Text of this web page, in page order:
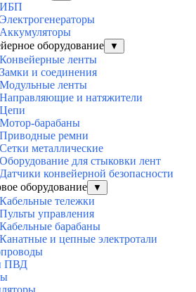
ИБП
Электрогенераторы
Аккумуляторы
оборудование
▼
Конвейерные ленты
Замки и соединения
Модульные ленты
Направляющие и натяжители
Цепи
Мотор-барабаны
Приводные ремни
Сетки металлические
Оборудование для стыковки лент
Датчики конвейерной безопасности
оборудование
▼
Кабельные тележки
Пульты управления
Кабельные барабаны
Канатные и цепные электротали
ПВД